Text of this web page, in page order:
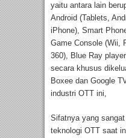
yaitu antara lain
Android (Tablets,
iPhone), Smart
Game Console (Wii,
360), Blue Ray
secara khusus
Boxee dan Google
industri OTT ini,
Sifatnya yang sangat
teknologi OTT saat